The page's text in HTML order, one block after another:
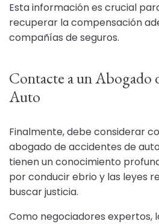
Esta información es crucial
recuperar la compensación
compañías de seguros.
Contacte a un Abogado
Auto
Finalmente, debe considerar
abogado de accidentes de
tienen un conocimiento
por conducir ebrio y las leyes
buscar justicia.
Como negociadores expertos,